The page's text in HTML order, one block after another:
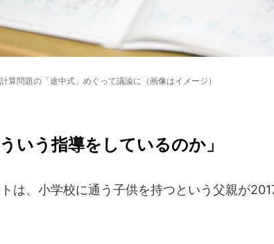
計算問題の「途中式」めぐって議論に（画像はイメージ）
いう指導をしているのか」
は、小学校に通う子供を持つという父親が